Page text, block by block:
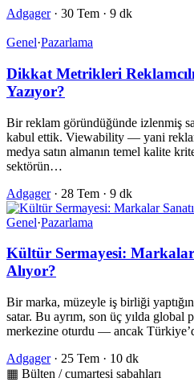
Adgager · 30 Tem · 9 dk
Genel·Pazarlama
Dikkat Metrikleri
Yazıyor?
Bir reklam göründüğünde izlenmiş
kabul ettik. Viewability — yani
medya satın almanın temel kalite
sektörün…
Adgager · 28 Tem · 9 dk
Genel·Pazarlama
Kültür Sermayesi: Markalar
Alıyor?
Bir marka, müzeyle iş birliği
satar. Bu ayrım, son üç yılda global
merkezine oturdu — ancak
Adgager · 25 Tem · 10 dk
▦ Bülten / cumartesi sabahları